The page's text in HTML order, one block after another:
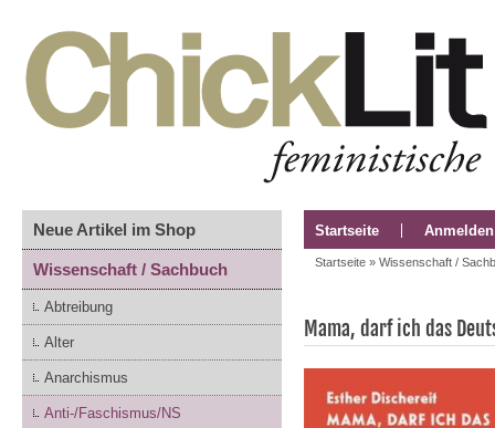
Neue Artikel im Shop
Wissenschaft / Sachbuch
Abtreibung
Alter
Anarchismus
Anti-/Faschismus/NS
Startseite Anmelden
Startseite » Wissenschaft /
Mama, darf ich das